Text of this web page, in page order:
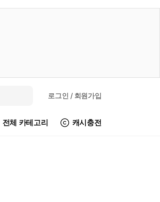
로그인 / 회원가입
전체 카테고리 캐시충전